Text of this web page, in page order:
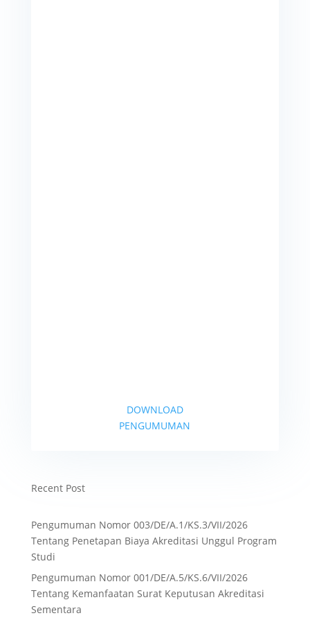
DOWNLOAD
PENGUMUMAN
Recent Post
Pengumuman Nomor 003/DE/A.1/KS.3/VII/2026
Tentang Penetapan Biaya Akreditasi Unggul Program
Studi
Pengumuman Nomor 001/DE/A.5/KS.6/VII/2026
Tentang Kemanfaatan Surat Keputusan Akreditasi
Sementara